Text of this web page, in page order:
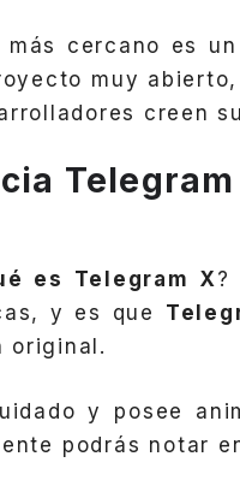
cercano es
muy
creen
es Telegram X?
y es que
original.
y posee
podrás notar